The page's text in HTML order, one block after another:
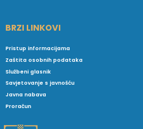
BRZI LINKOVI
Pristup informacijama
Zaštita osobnih podataka
Službeni glasnik
Savjetovanje s javnošću
Javna nabava
Proračun